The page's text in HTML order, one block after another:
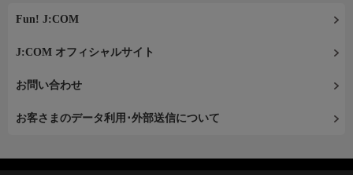
Fun! J:COM
J:COM オフィシャルサイト
お問い合わせ
お客さまのデータ利用･外部送信について